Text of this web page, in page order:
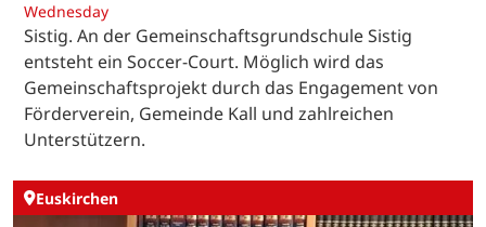
Wednesday
Sistig. An der Gemeinschaftsgrundschule Sistig
entsteht ein Soccer-Court. Möglich wird das
Gemeinschaftsprojekt durch das Engagement von
Förderverein, Gemeinde Kall und zahlreichen
Unterstützern.
Euskirchen